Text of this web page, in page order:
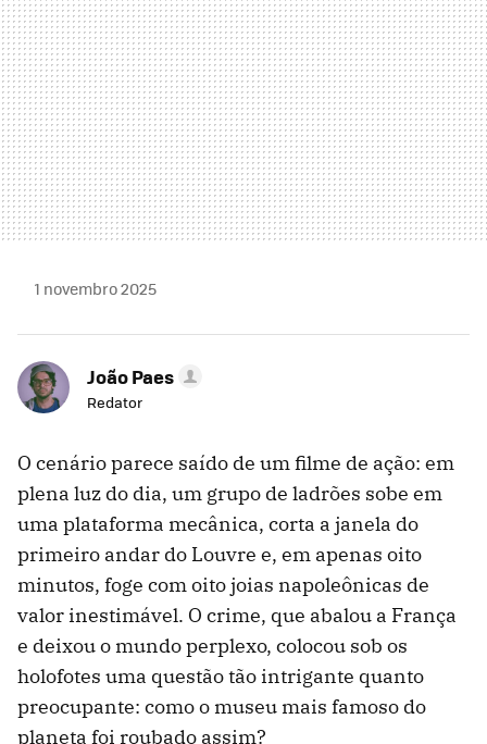
1 novembro 2025
João Paes
Redator
O cenário parece saído de um filme de ação: em
plena luz do dia, um grupo de ladrões sobe em
uma plataforma mecânica, corta a janela do
primeiro andar do Louvre e, em apenas oito
minutos, foge com oito joias napoleônicas de
valor inestimável. O crime, que abalou a França
e deixou o mundo perplexo, colocou sob os
holofotes uma questão tão intrigante quanto
preocupante: como o museu mais famoso do
planeta foi roubado assim?